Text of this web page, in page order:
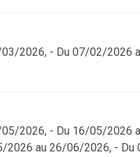
2026, - Du 07/02/2026
2026, - Du 16/05/2026
au 26/06/2026, -